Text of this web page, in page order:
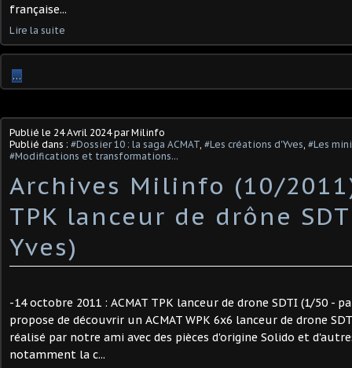
française...
Lire la suite
…
Publié le 24 Avril 2024par Milinfo
Publié dans : #Dossier 10 : la saga ACMAT, #Les créations d'Yves, #Les
#Modifications et transformations...
Archives Milinfo (10/2011)
TPK lanceur de drône
Yves)
-14 octobre 2011 : ACMAT TPK lanceur de drone SDTI (1/50 -
propose de découvrir un ACMAT WPK 6x6 lanceur de drone
réalisé par notre ami avec des pièces d'origine Solido et
notamment la c...